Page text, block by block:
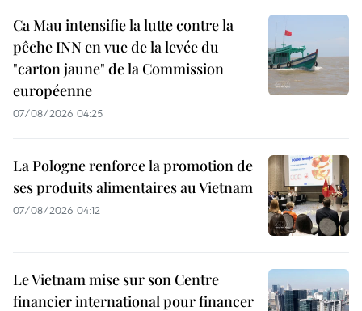
Ca Mau intensifie la lutte contre la
pêche INN en vue de la levée du
"carton jaune" de la Commission
européenne
07/08/2026 04:25
La Pologne renforce la promotion de
ses produits alimentaires au Vietnam
07/08/2026 04:12
Le Vietnam mise sur son Centre
financier international pour financer